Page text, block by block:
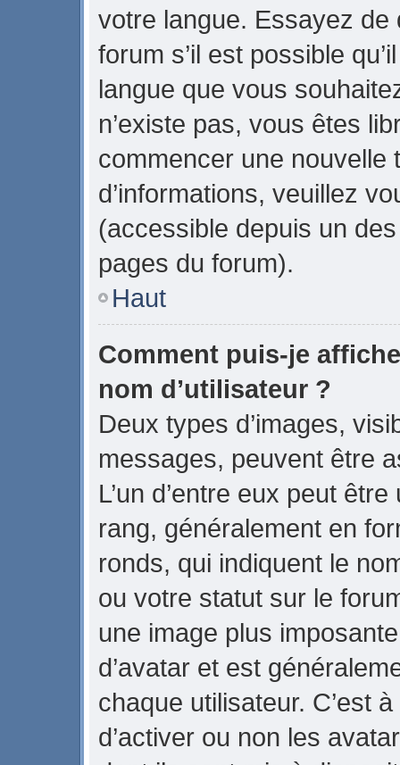
votre langue. Essayez
forum s’il est possible
langue que vous
n’existe pas, vous êtes
commencer une nouvelle
d’informations, veuillez
(accessible depuis un
pages du forum).
Haut
Comment puis-je
nom d’utilisateur ?
Deux types d’images,
messages, peuvent être
L’un d’entre eux peut
rang, généralement en
ronds, qui indiquent le
ou votre statut sur le
une image plus
d’avatar et est
chaque utilisateur. C’est
d’activer ou non les